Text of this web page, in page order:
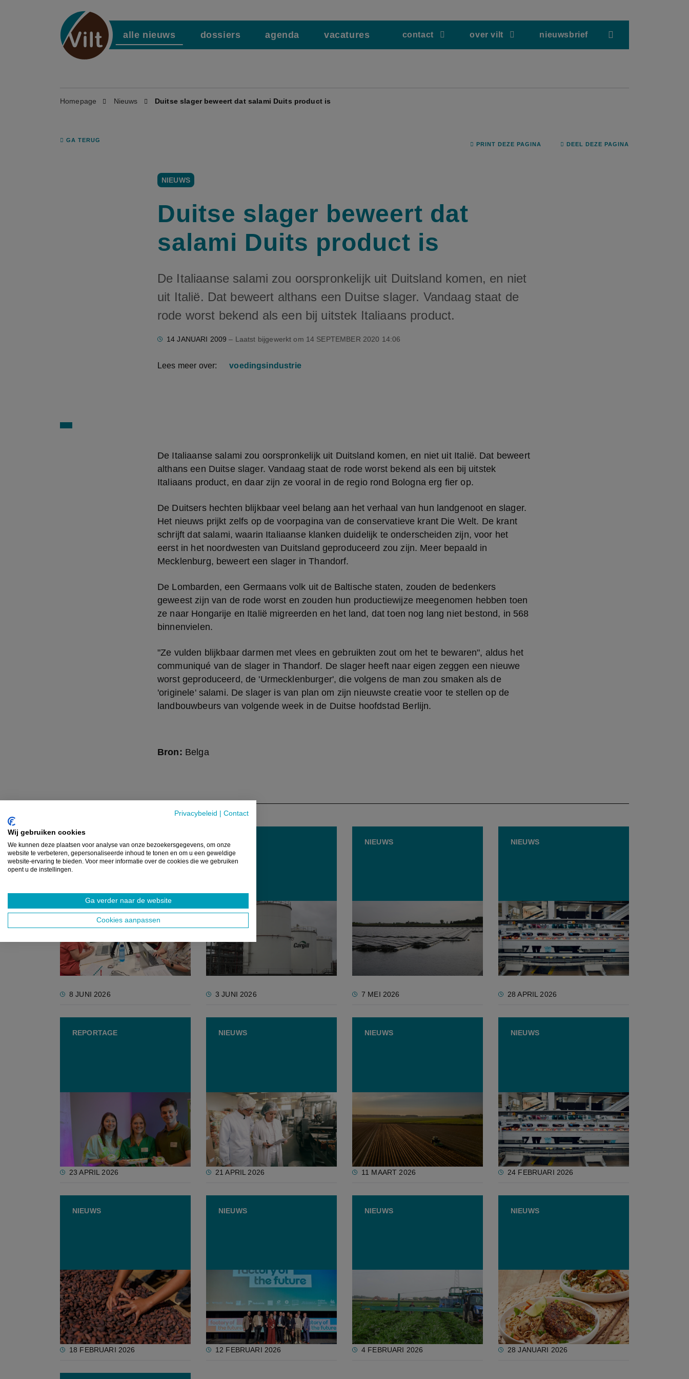
Privacybeleid Contact
Wij gebruiken cookies
We kunnen deze plaatsen voor analyse van onze bezoekersgegevens, om onze
website te verbeteren, gepersonaliseerde inhoud te tonen en om u een geweldige
website-ervaring te bieden. Voor meer informatie over de cookies die we gebruiken
opent u de instellingen.
Ga verder naar de website
Cookies aanpassen
alle nieuws dossiers agenda vacatures contact over vilt nieuwsbrief
Homepage Nieuws Duitse slager beweert dat salami Duits product is
GA TERUG
PRINT DEZE PAGINA DEEL DEZE PAGINA
NIEUWS
Duitse slager beweert dat
salami Duits product is
De Italiaanse salami zou oorspronkelijk uit Duitsland komen, en niet
uit Italië. Dat beweert althans een Duitse slager. Vandaag staat de
rode worst bekend als een bij uitstek Italiaans product.
14 JANUARI 2009 – Laatst bijgewerkt om 14 SEPTEMBER 2020 14:06
Lees meer over: voedingsindustrie
De Italiaanse salami zou oorspronkelijk uit Duitsland komen, en niet uit Italië. Dat beweert
althans een Duitse slager. Vandaag staat de rode worst bekend als een bij uitstek
Italiaans product, en daar zijn ze vooral in de regio rond Bologna erg fier op.
De Duitsers hechten blijkbaar veel belang aan het verhaal van hun landgenoot en slager.
Het nieuws prijkt zelfs op de voorpagina van de conservatieve krant Die Welt. De krant
schrijft dat salami, waarin Italiaanse klanken duidelijk te onderscheiden zijn, voor het
eerst in het noordwesten van Duitsland geproduceerd zou zijn. Meer bepaald in
Mecklenburg, beweert een slager in Thandorf.
De Lombarden, een Germaans volk uit de Baltische staten, zouden de bedenkers
geweest zijn van de rode worst en zouden hun productiewijze meegenomen hebben toen
ze naar Hongarije en Italië migreerden en het land, dat toen nog lang niet bestond, in 568
binnenvielen.
"Ze vulden blijkbaar darmen met vlees en gebruikten zout om het te bewaren", aldus het
communiqué van de slager in Thandorf. De slager heeft naar eigen zeggen een nieuwe
worst geproduceerd, de 'Urmecklenburger', die volgens de man zou smaken als de
'originele' salami. De slager is van plan om zijn nieuwste creatie voor te stellen op de
landbouwbeurs van volgende week in de Duitse hoofdstad Berlijn.
Bron: Belga
PODCAST TIP
Podcast over
voedselverspilling: "De
grootste winst tegen
voedselverlies ligt niet alleen
op het veld"
8 JUNI 2026
NIEUWS
Cargill investeert 56 miljoen
euro in Belgische
voedselproductie en innovatie
3 JUNI 2026
NIEUWS
voor telers verloren na lek
7 MEI 2026
NIEUWS
Fevia: “Als we nu niet
ingrijpen, dreigt
voedingsindustrie uit België te
verdwijnen”
28 APRIL 2026
REPORTAGE
bierkoekjes: VILT bezoekt de
innovatieve voedselbeurs Food
At Work
23 APRIL 2026
NIEUWS
Belgische voedingsbedrijven
bij wereldtop in
voedselveiligheid, maar
afpersing blijft risico
21 APRIL 2026
NIEUWS
ontrafeld': Vijf opvallende
inzichten over landbouw
11 MAART 2026
NIEUWS
Onzekerheid troef in handel
tussen EU en VS, toch blijven
internationale ambities lonen
voor voedingsbedrijven
24 FEBRUARI 2026
NIEUWS
Kan Brazilië Europa’s honger
naar duurzame cacao stillen?
18 FEBRUARI 2026
NIEUWS
Vijf Belgische
voedingsbedrijven bekroond
als ‘Factory of the Future’
12 FEBRUARI 2026
NIEUWS
Belgische en Franse telers
strijden samen voor betere
prijzen in de industriële
groenteteelt
4 FEBRUARI 2026
NIEUWS
Testaankoop test
veggieburgers: vaak
ultrabewerkt en te veel vet
28 JANUARI 2026